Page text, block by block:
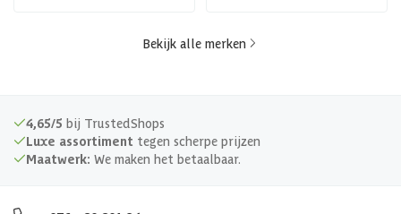
Bekijk alle merken
4,65/5 bij TrustedShops
Luxe assortiment tegen scherpe prijzen
Maatwerk: We maken het betaalbaar.